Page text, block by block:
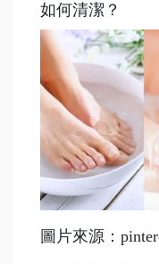
如何清潔？
圖片來源：